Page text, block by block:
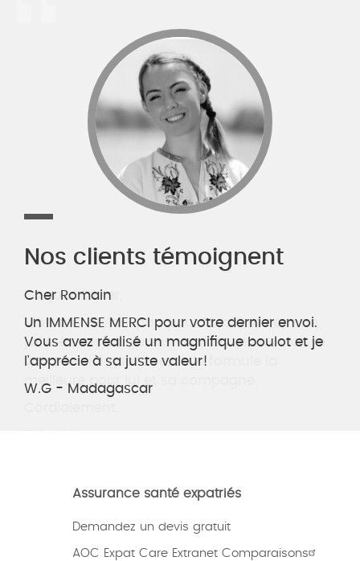
Nos clients témoignent
Cher Romain
Un IMMENSE MERCI pour votre dernier envoi.
Vous avez réalisé un magnifique boulot et je
l'apprécie à sa juste valeur!
W.G - Madagascar
Assurance santé expatriés
Demandez un devis gratuit
AOC Expat Care Extranet Comparaisons